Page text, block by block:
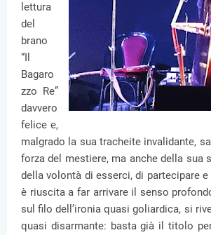
lettura
del
brano
“Il
Bagaro
zzo Re”
davvero
felice e,
malgrado la sua tracheite invalidante,
forza del mestiere, ma anche della sua
della volontà di esserci, di partecipare
è riuscita a far arrivare il senso
sul filo dell’ironia quasi goliardica, si
quasi disarmante: basta già il titolo